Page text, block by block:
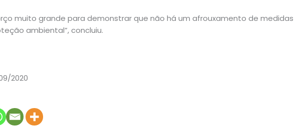
muito grande para demonstrar que não há um afrouxamento de medidas
ambiental”, concluiu.
2020